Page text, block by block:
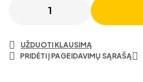
UŽDUOTI KLAUSIMĄ
PRIDĖTI Į PAGEIDAVIMŲ SĄRAŠĄ